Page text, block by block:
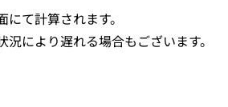
にて計算されます。
況により遅れる場合もございます。